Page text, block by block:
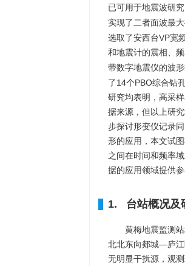
已可用于地震波研
实现了二者面波最
选取了安西台VP宽
和地震计的震相、
带数字地震仪的波
了14个PBO综合钻
研究均表明，高采
据来源，但以上研
步探讨形变仪记录
形的应用，本文试
之间在时间和频率
据的应用领域提供
1. 台站概况及
黄梅地震监测
北北东向郯城—庐江
无明显干扰源，观